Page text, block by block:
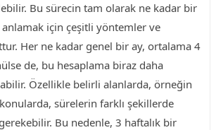
Bu sürecin tam olarak ne kadar bir
için çeşitli yöntemler ve
Her ne kadar genel bir ay, ortalama 4
de, bu hesaplama biraz daha
Özellikle belirli alanlarda, örneğin
sürelerin farklı şekillerde
Bu nedenle, 3 haftalık bir